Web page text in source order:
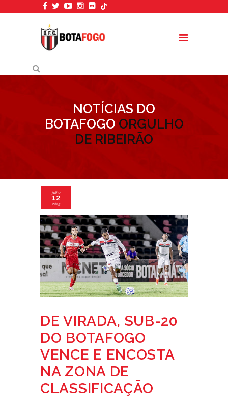
NOTÍCIAS DO
BOTAFOGO ORGULHO
DE RIBEIRÃO
julho
12
2025
DE VIRADA, SUB-20
DO BOTAFOGO
VENCE E ENCOSTA
NA ZONA DE
CLASSIFICAÇÃO